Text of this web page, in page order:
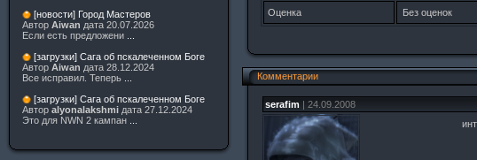
[новости] Город Мастеров
Автор Aiwan дата 20.07.2026
Если есть предложени
[загрузки] Сага об пскалеченном Боге
Автор Aiwan дата 28.12.2024
Все исправил. Теперь
[загрузки] Сага об пскалеченном Боге
Автор alyonalakshmi дата 27.12.2024
Это для NWN 2 кампан ...
Оценка
Без оценок
Комментарии
serafim | 24.09.2008